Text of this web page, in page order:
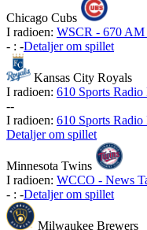
Chicago Cubs
I radioen: WSCR - 670 AM
- : -Detaljer om spillet
Kansas City Royals
I radioen: 610 Sports
--
I radioen: 610 Sports Radio
Detaljer om spillet
Minnesota Twins
I radioen: WCCO - News
- : -Detaljer om spillet
Milwaukee Brewers